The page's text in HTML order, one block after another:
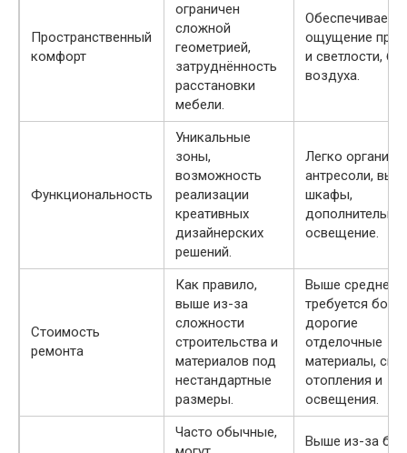
Пространственный
комфорт
ограничен
сложной
геометрией,
затруднённость
расстановки
мебели.
Обеспечивает
ощущение
и светлости,
воздуха.
Функциональность
Уникальные
зоны,
возможность
реализации
креативных
дизайнерских
решений.
Легко
антресоли,
шкафы,
освещение.
Стоимость
ремонта
Как правило,
выше из-за
сложности
строительства и
материалов под
нестандартные
размеры.
Выше среднего,
требуется
дорогие
отделочные
материалы,
отопления и
освещения.
Часто обычные,
Выше из-за